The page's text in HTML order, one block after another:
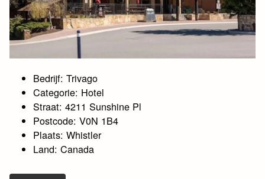
Bedrijf: Trivago
Categorie: Hotel
Straat: 4211 Sunshine Pl
Postcode: V0N 1B4
Plaats: Whistler
Land: Canada